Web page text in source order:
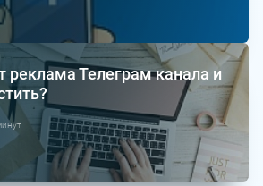
реклама Телеграм канала и